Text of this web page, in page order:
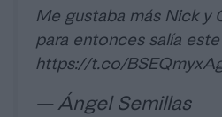
Me gustaba más Nick y
para entonces salía
https://t.co/
— Ángel Semillas